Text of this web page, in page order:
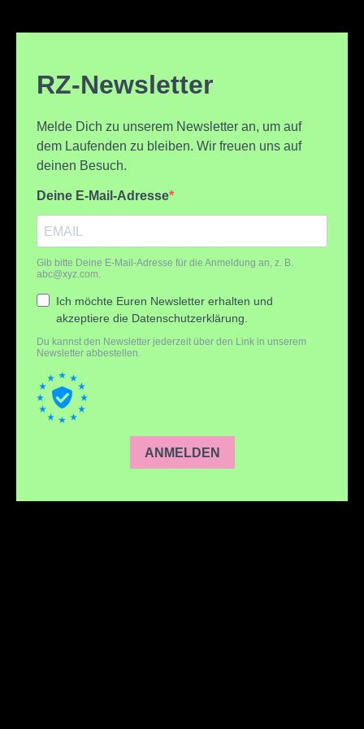
RZ-Newsletter
Melde Dich zu unserem Newsletter an, um auf
dem Laufenden zu bleiben. Wir freuen uns auf
deinen Besuch.
Deine E-Mail-Adresse
Gib bitte Deine E-Mail-Adresse für die Anmeldung an, z. B.
abc@xyz.com.
Ich möchte Euren Newsletter erhalten und
akzeptiere die Datenschutzerklärung.
Du kannst den Newsletter jederzeit über den Link in unserem
Newsletter abbestellen.
ANMELDEN